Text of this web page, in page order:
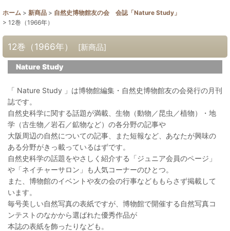
ホーム > 新商品 > 自然史博物館友の会 会誌「Nature Study」
> 12巻（1966年）
12巻（1966年） [新商品]
Nature Study
「 Nature Study 」は博物館編集・自然史博物館友の会発行の月刊
誌です。
自然史科学に関する話題が満載、生物（動物／昆虫／植物）・地
学（古生物／岩石／鉱物など）の各分野の記事や
大阪周辺の自然についての記事、また短報など、あなたが興味の
ある分野がきっ載っているはずです。
自然史科学の話題をやさしく紹介する「ジュニア会員のページ」
や「ネイチャーサロン」も人気コーナーのひとつ。
また、博物館のイベントや友の会の行事などももらさず掲載して
います。
毎号美しい自然写真の表紙ですが、博物館で開催する自然写真コ
ンテストのなかから選ばれた優秀作品が
本誌の表紙を飾ったりなども。